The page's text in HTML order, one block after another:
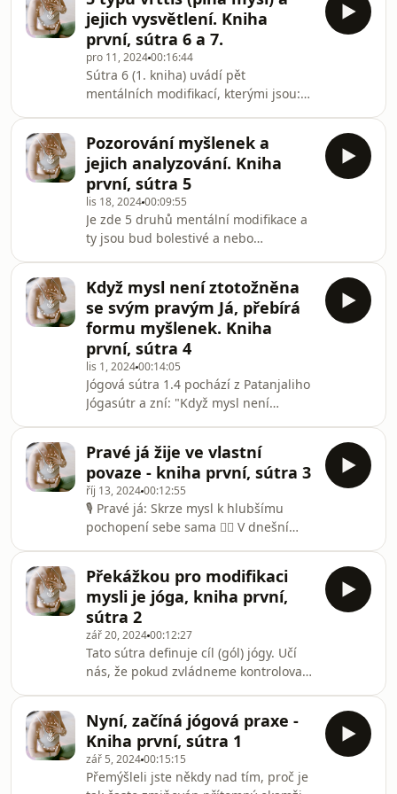
mylných představ a slovních klamů,
které mohou ovlivnit naše vnímání
reality. Sútra 8 uvádí, že mylná
představa nastává, když naše znalost
něčeho není založena na jeho
pravdivé podstatě. Příkladem je
situace, kdy v šeru vidíme stočený
provaz a myslíme si, že je
jejich vysvětlení. Kniha
první, sútra 6 a 7.
pro 11, 202400:16:44
Sútra 6 (1. kniha) uvádí pět
mentálních modifikací, kterými jsou:
jmenuje těchto pět typů vrttis
(mentálních vln) a postupně je
vysvětluje. My se však posuneme k
Sútra 7, kde se zaměřuje na pojem
správného vědění. Správné vědění je
založeno na třech zdrojích: přímém
vnímání, závěrech a svědectví svatých
písem. Patanjali vys
Pozorování myšlenek a
jejich analyzování. Kniha
první, sútra 5
lis 18, 202400:09:55
Je zde 5 druhů mentální modifikace a
ty jsou bud bolestivé a nebo
sobecké a nebo nesobecké. Sobecké
myšlenky, nám vždycky přinesou
bolest. Například, někoho nebo něco
milovat nám přináší potěšení,
nicméně mnoho z nás už poznalo, jak
myšlenka lásky přinesla mnoho
utrpení. Proč? Protože to nebyla čistá
láska, ale myšlenka lásky
Když mysl není ztotožněna
se svým pravým Já, přebírá
formu myšlenek. Kniha
první, sútra 4
lis 1, 202400:14:05
Jógová sútra 1.4 pochází z Patanjaliho
Jógasútr a zní: "Když mysl není
popisuje stav, kdy naše pravé Já je
zahaleno ruchem mysli – našimi
myšlenkami, emocemi a identitami,
které si vytváříme. V podcastu
probereme, jak naše mysl zkresluje
vnímání reality a jak díky józe
můžeme postupně odkrývat náš pravý
stav bytí, který je klidný a
Pravé já žije ve vlastní
povaze - kniha první, sútra 3
říj 13, 202400:12:55
🎙 Pravé já: Skrze mysl k hlubšímu
pochopení sebe sama 🧘‍♀️ V dnešní
skutečnosti jsme – naše pravé já. Jak
často se ztotožňujeme s našimi
myšlenkami, emocemi nebo tělem?
Věříme, že právě to určuje, kdo jsme.
Ale co když je to všechno jen iluze,
kterou nám naše mysl nabízí? ✨ Tato
sútra nám odhaluje, jak naše mysl
zkresluje sv
Překážkou pro modifikaci
mysli je jóga, kniha první,
sútra 2
zář 20, 202400:12:27
Tato sútra definuje cíl (gól) jógy. Učí
nás, že pokud zvládneme kontrolovat
budhistickému přísloví : Uč se
kontrolovat mysl, nebo tvoje mysl
ovládne tebe. Déle rozebírá mysl jako
takovou a vysvětluje jak podle jógové
Nyní, začíná jógová praxe -
Kniha první, sútra 1
zář 5, 202400:15:15
Přemýšleli jste někdy nad tím, proč je